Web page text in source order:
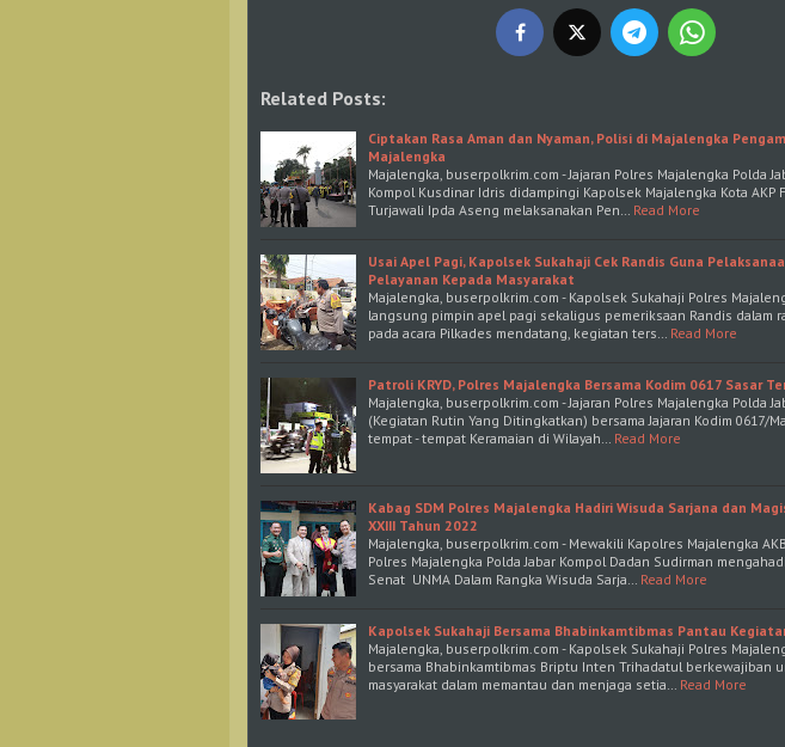
Related Posts:
Ciptakan Rasa Aman dan Nyaman, Polisi di Majalengka
Majalengka
Majalengka, buserpolkrim.com - Jajaran Polres Majalengka Polda
Kompol Kusdinar Idris didampingi Kapolsek Majalengka Kota AKP
Turjawali Ipda Aseng melaksanakan Pen… Read More
Usai Apel Pagi, Kapolsek Sukahaji Cek Randis Guna
Pelayanan Kepada Masyarakat
Majalengka, buserpolkrim.com - Kapolsek Sukahaji Polres
langsung pimpin apel pagi sekaligus pemeriksaan Randis dalam
pada acara Pilkades mendatang, kegiatan ters… Read More
Patroli KRYD, Polres Majalengka Bersama Kodim 0617 Sasar
Majalengka, buserpolkrim.com - Jajaran Polres Majalengka Polda
(Kegiatan Rutin Yang Ditingkatkan) bersama Jajaran Kodim 0617/
tempat - tempat Keramaian di Wilayah… Read More
Kabag SDM Polres Majalengka Hadiri Wisuda Sarjana dan
XXIII Tahun 2022
Majalengka, buserpolkrim.com - Mewakili Kapolres Majalengka
Polres Majalengka Polda Jabar Kompol Dadan Sudirman
Senat UNMA Dalam Rangka Wisuda Sarja… Read More
Kapolsek Sukahaji Bersama Bhabinkamtibmas Pantau
Majalengka, buserpolkrim.com - Kapolsek Sukahaji Polres
bersama Bhabinkamtibmas Briptu Inten Trihadatul berkewajiban
masyarakat dalam memantau dan menjaga setia… Read More